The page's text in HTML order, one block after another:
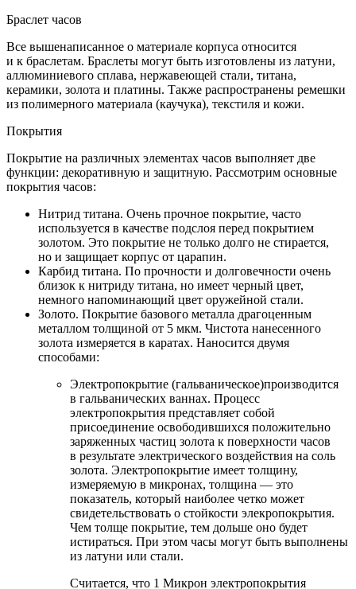
Браслет часов
Все вышенаписанное о материале корпуса относится
и к браслетам. Браслеты могут быть изготовлены из латуни,
аллюминиевого сплава, нержавеющей стали, титана,
керамики, золота и платины. Также распространены ремешки
из полимерного материала (каучука), текстиля и кожи.
Покрытия
Покрытие на различных элементах часов выполняет две
функции: декоративную и защитную. Рассмотрим основные
покрытия часов:
Нитрид титана. Очень прочное покрытие, часто
используется в качестве подслоя перед покрытием
золотом. Это покрытие не только долго не стирается,
но и защищает корпус от царапин.
Карбид титана. По прочности и долговечности очень
близок к нитриду титана, но имеет черный цвет,
немного напоминающий цвет оружейной стали.
Золото. Покрытие базового металла драгоценным
металлом толщиной от 5 мкм. Чистота нанесенного
золота измеряется в каратах. Наносится двумя
способами:
Электропокрытие (гальваническое)производится
в гальванических ваннах. Процесс
электропокрытия представляет собой
присоединение освободившихся положительно
заряженных частиц золота к поверхности часов
в результате электрического воздействия на соль
золота. Электропокрытие имеет толщину,
измеряемую в микронах, толщина — это
показатель, который наиболее четко может
свидетельствовать о стойкости элекропокрытия.
Чем толще покрытие, тем дольше оно будет
истираться. При этом часы могут быть выполнены
из латуни или стали.
Считается, что 1 Микрон электропокрытия